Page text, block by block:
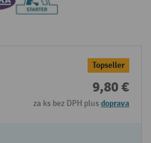
Topseller
9,80 €
za ks bez DPH plusdoprava